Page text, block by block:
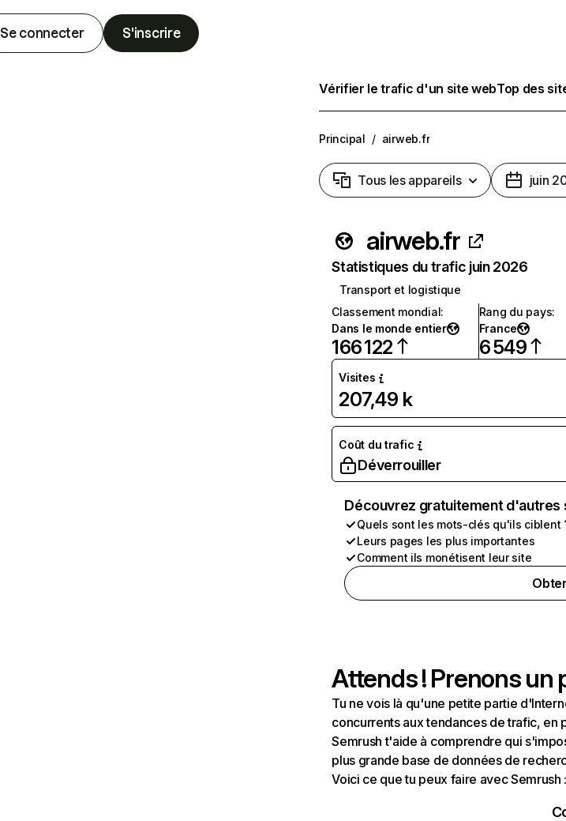
Se connecter S'inscrire
Vérifier le trafic d'un site webTop des
Principal / airweb.fr
Tous les appareils juin
airweb.fr
Statistiques du trafic juin 2026
Transport et logistique
Classement mondial:
Dans le monde entier
166 122
Rang du pays:
France
6 549
Visites
207,49 k
Coût du trafic
Déverrouiller
Découvrez gratuitement
Quels sont les mots-clés qu'ils ciblent
Leurs pages les plus importantes
Comment ils monétisent leur site
Attends ! Prenons un
Tu ne vois là qu'une petite partie
concurrents aux tendances de trafic, en
Semrush t'aide à comprendre qui
plus grande base de données de
Voici ce que tu peux faire avec Semrush